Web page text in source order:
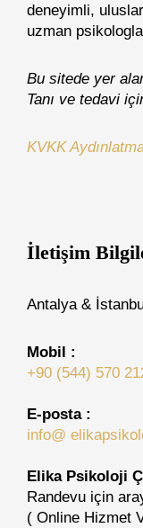
deneyimli,
uzman
Bu sitede yer
Tanı ve tedavi
KVKK
İletişim
Antalya &
Mobil :
+90 (544) 570
E-posta :
info@
Elika Psikoloji
Randevu için
( Online Hizmet